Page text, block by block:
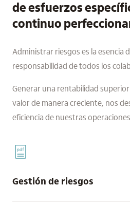
de esfuerzos
continuo
Administrar riesgos es la esencia
responsabilidad de todos los
Generar una rentabilidad
valor de manera creciente, nos
eficiencia de nuestras
Gestión de riesgos